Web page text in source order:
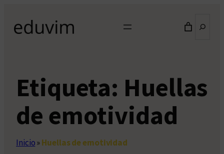
contenido
Etiqueta: Huellas
de emotividad
Inicio»Huellas de emotividad